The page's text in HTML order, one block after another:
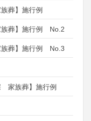
葬】施行例
葬】施行例 No.2
葬】施行例 No.3
家族葬】施行例